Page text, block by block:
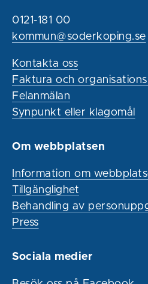
0121-181 00
kommun@soderkoping.se
Kontakta oss
Faktura och
Felanmälan
Synpunkt eller klagomål
Om webbplatsen
Information om
Tillgänglighet
Behandling av
Press
Sociala medier